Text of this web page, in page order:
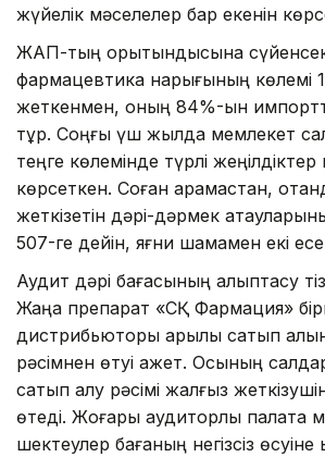
жүйелік мәселелер бар екенін
ЖАП-тың қорытындысына
фармацевтика нарығының көлемі
жеткенмен, оның 84%-ын
тұр. Соңғы үш жылда мемлекет
теңге көлемінде түрлі жеңілдіктер
көрсеткен. Соған қарамастан,
жеткізетін дәрі-дәрмек
507-ге дейін, яғни шамамен екі
Аудит дәрі бағасының қалыптасу
Жаңа препарат «СҚ Фармация»
дистрибьюторы арқылы сатып
рәсімнен өтуі қажет. Осының
сатып алу рәсімі жалғыз
өтеді. Жоғары аудиторлық палата
шектеулер бағаның негізсіз өсуіне